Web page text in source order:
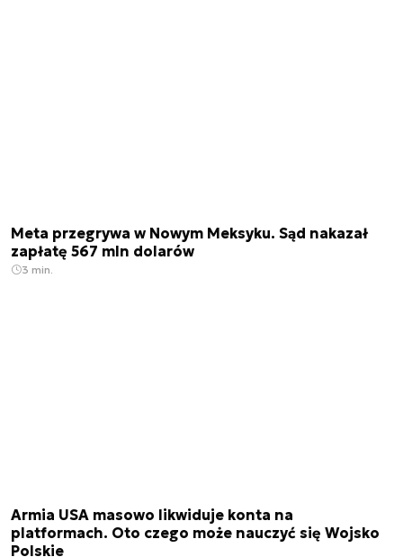
Meta przegrywa w Nowym Meksyku. Sąd nakazał
zapłatę 567 mln dolarów
3 min.
Armia USA masowo likwiduje konta na
platformach. Oto czego może nauczyć się Wojsko
Polskie